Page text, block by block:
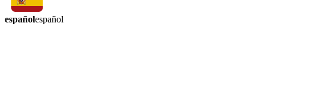
españolespañol